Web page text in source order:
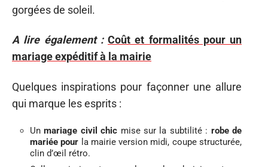
gorgées de soleil.
A lire également : Coût et formalités pour un
mariage expéditif à la mairie
Quelques inspirations pour façonner une allure
qui marque les esprits :
Unmariage civil chic mise sur la subtilité : robe de
mariée pour la mairie version midi, coupe structurée,
clin d’œil rétro.